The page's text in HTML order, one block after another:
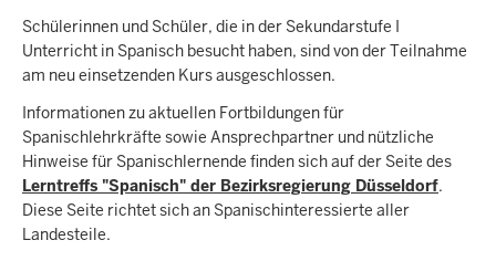
Schülerinnen und Schüler, die in der Sekundarstufe I
Unterricht in Spanisch besucht haben, sind von der Teilnahme
am neu einsetzenden Kurs ausgeschlossen.
Informationen zu aktuellen Fortbildungen für
Spanischlehrkräfte sowie Ansprechpartner und nützliche
Hinweise für Spanischlernende finden sich auf der Seite des
Lerntreffs "Spanisch" der Bezirksregierung Düsseldorf.
Diese Seite richtet sich an Spanischinteressierte aller
Landesteile.